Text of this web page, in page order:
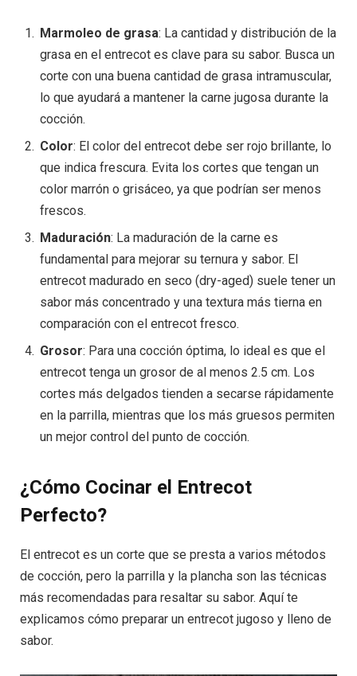
Marmoleo de grasa: La cantidad y distribución de la
grasa en el entrecot es clave para su sabor. Busca un
corte con una buena cantidad de grasa intramuscular,
lo que ayudará a mantener la carne jugosa durante la
cocción.
Color: El color del entrecot debe ser rojo brillante, lo
que indica frescura. Evita los cortes que tengan un
color marrón o grisáceo, ya que podrían ser menos
frescos.
Maduración: La maduración de la carne es
fundamental para mejorar su ternura y sabor. El
entrecot madurado en seco (dry-aged) suele tener un
sabor más concentrado y una textura más tierna en
comparación con el entrecot fresco.
Grosor: Para una cocción óptima, lo ideal es que el
entrecot tenga un grosor de al menos 2.5 cm. Los
cortes más delgados tienden a secarse rápidamente
en la parrilla, mientras que los más gruesos permiten
un mejor control del punto de cocción.
¿Cómo Cocinar el Entrecot
Perfecto?
El entrecot es un corte que se presta a varios métodos
de cocción, pero la parrilla y la plancha son las técnicas
más recomendadas para resaltar su sabor. Aquí te
explicamos cómo preparar un entrecot jugoso y lleno de
sabor.